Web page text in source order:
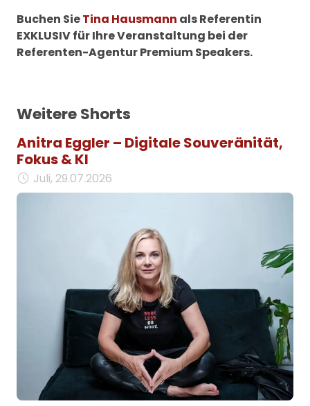
Buchen SieTina Hausmann als Referentin
EXKLUSIV für Ihre Veranstaltung bei der
Referenten-Agentur Premium Speakers.
Weitere Shorts
Anitra Eggler – Digitale Souveränität,
Fokus & KI
Juli, 29.07.2026